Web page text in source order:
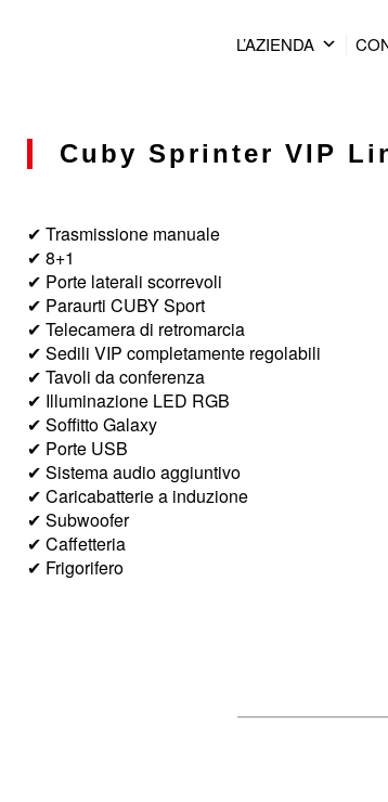
L’AZIENDA
Cuby Sprinter VIP
✔ Trasmissione manuale
✔ 8+1
✔ Porte laterali scorrevoli
✔ Paraurti CUBY Sport
✔ Telecamera di retromarcia
✔ Sedili VIP completamente regolabili
✔ Tavoli da conferenza
✔ Illuminazione LED RGB
✔ Soffitto Galaxy
✔ Porte USB
✔ Sistema audio aggiuntivo
✔ Caricabatterie a induzione
✔ Subwoofer
✔ Caffetteria
✔ Frigorifero